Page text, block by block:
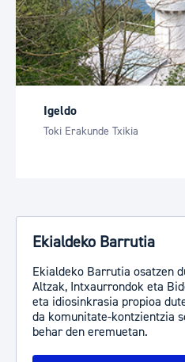
Igeldo
Toki Erakunde Txikia
Ekialdeko Barrutia
Ekialdeko Barrutia osatzen
Altzak, Intxaurrondok eta
eta idiosinkrasia propioa
da komunitate-kontzientzia
behar den eremuetan.